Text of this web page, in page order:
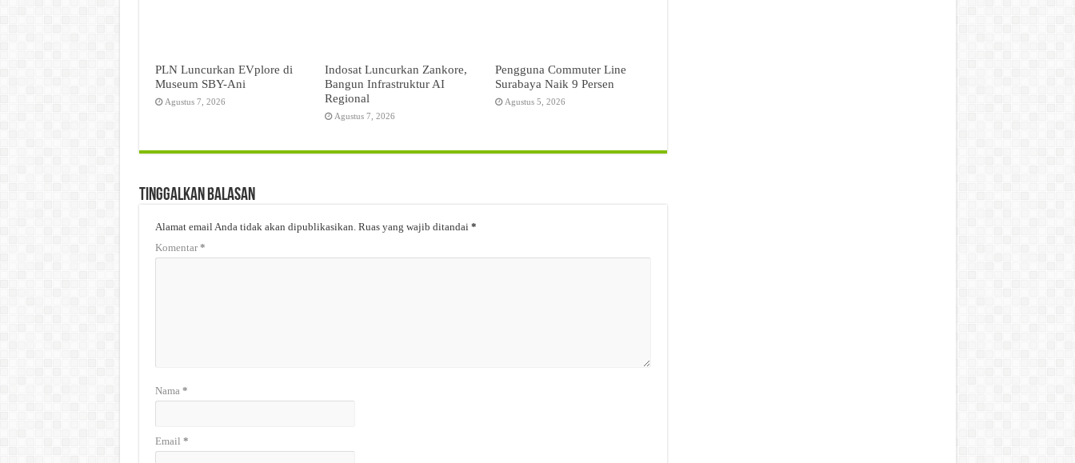
PLN Luncurkan EVplore di
Museum SBY-Ani
Agustus 7, 2026
Indosat Luncurkan Zankore,
Bangun Infrastruktur AI
Regional
Agustus 7, 2026
Pengguna Commuter Line
Surabaya Naik 9 Persen
Agustus 5, 2026
Tinggalkan Balasan
Alamat email Anda tidak akan dipublikasikan. Ruas yang wajib ditandai *
Komentar*
Nama *
Email *